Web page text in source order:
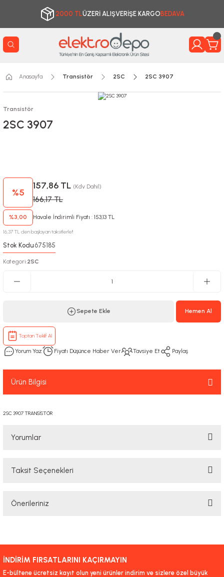
2000 TLÜZERİ ALIŞVERİŞE KARGO BEDAVA
Anasayfa Transistör 2SC 2SC 3907
Transistör
2SC 3907
%5
157,86 TL (Kdv Dahil)
166,17 TL
%3,00 Havale İndirimli Fiyatı : 153,13 TL
16,37 TL den başlayan taksitlerle!!
Stok Kodu:675185
Kategori:2SC
Sepete Ekle Hemen Al
Toptan Teklif Al
Yorum Yaz Fiyatı Düşünce Haber Ver Tavsiye Et Paylaş
Ürün Bilgisi
2SC 3907 TRANSİSTÖR
Yorumlar
Taksit Seçenekleri
Önerileriniz
yetersiz gördüğünüz noktaları öneri formunu kullanarak tarafımıza
iletebilirsiniz.
Görüş ve önerileriniz için teşekkür ederiz.
İNDİRİM FIRSATLARINI KAÇIRMAYIN
E-bültene ücretsiz kayıt olun yeni ürünler indirim ve sizlere özel büyük